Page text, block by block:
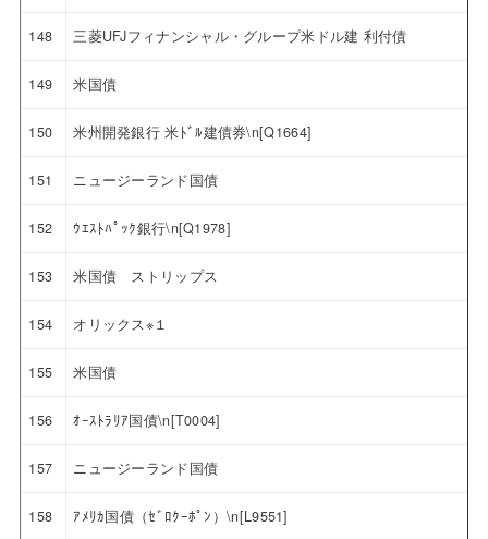
148 三菱UFJフィナンシャル・グループ米ドル建 利付債
149 米国債
150 米州開発銀行 米ﾄﾞﾙ建債券\n[Q1664]
151 ニュージーランド国債
152 ｳｴｽﾄﾊﾟｯｸ銀行\n[Q1978]
153 米国債 ストリップス
154 オリックス※１
155 米国債
156 ｵｰｽﾄﾗﾘｱ国債\n[T0004]
157 ニュージーランド国債
158 ｱﾒﾘｶ国債（ｾﾞﾛｸｰﾎﾟﾝ）\n[L9551]